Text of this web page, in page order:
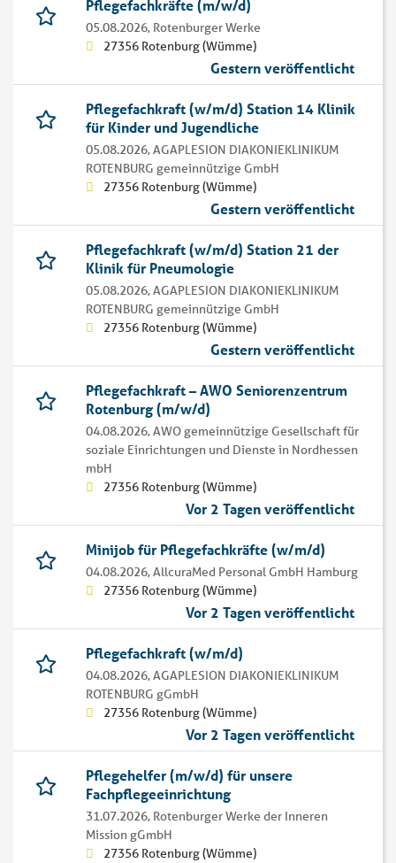
Pflegefachkräfte (m/w/d)
05.08.2026, Rotenburger Werke
27356 Rotenburg (Wümme)
Gestern veröffentlicht
Pflegefachkraft (w/m/d) Station 14 Klinik
für Kinder und Jugendliche
05.08.2026,AGAPLESION DIAKONIEKLINIKUM
ROTENBURG gemeinnützige GmbH
27356 Rotenburg (Wümme)
Gestern veröffentlicht
Pflegefachkraft (w/m/d) Station 21 der
Klinik für Pneumologie
05.08.2026,AGAPLESION DIAKONIEKLINIKUM
ROTENBURG gemeinnützige GmbH
27356 Rotenburg (Wümme)
Gestern veröffentlicht
Pflegefachkraft – AWO Seniorenzentrum
Rotenburg (m/w/d)
04.08.2026,AWO gemeinnützige Gesellschaft für
soziale Einrichtungen und Dienste in Nordhessen
mbH
27356 Rotenburg (Wümme)
Vor 2 Tagen veröffentlicht
Minijob für Pflegefachkräfte (w/m/d)
04.08.2026,AllcuraMed Personal GmbH Hamburg
27356 Rotenburg (Wümme)
Vor 2 Tagen veröffentlicht
Pflegefachkraft (w/m/d)
04.08.2026,AGAPLESION DIAKONIEKLINIKUM
ROTENBURG gGmbH
27356 Rotenburg (Wümme)
Vor 2 Tagen veröffentlicht
Pflegehelfer (m/w/d) für unsere
Fachpflegeeinrichtung
31.07.2026, Rotenburger Werke der Inneren
Mission gGmbH
27356 Rotenburg (Wümme)